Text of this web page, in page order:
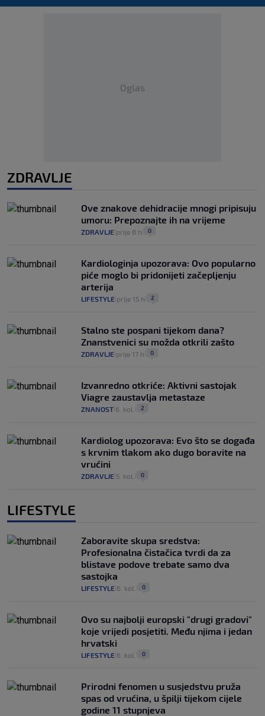
Oglas
ZDRAVLJE
Ove znakove dehidracije mnogi pripisuju
umoru: Prepoznajte ih na vrijeme
ZDRAVLJE prije 8 h 0
Kardiologinja upozorava: Ovo popularno
piće moglo bi pridonijeti začepljenju
arterija
LIFESTYLE prije 15 h 2
Stalno ste pospani tijekom dana?
Znanstvenici su možda otkrili zašto
ZDRAVLJE prije 17 h 0
Izvanredno otkriće: Aktivni sastojak
Viagre zaustavlja metastaze
ZNANOST 6. kol. 2
Kardiolog upozorava: Evo što se događa
s krvnim tlakom ako dugo boravite na
vrućini
ZDRAVLJE 5. kol. 0
LIFESTYLE
Zaboravite skupa sredstva:
Profesionalna čistačica tvrdi da za
blistave podove trebate samo dva
sastojka
LIFESTYLE 6. kol. 0
Ovo su najbolji europski "drugi gradovi"
koje vrijedi posjetiti. Među njima i jedan
hrvatski
LIFESTYLE 6. kol. 0
Prirodni fenomen u susjedstvu pruža
spas od vrućina, u špilji tijekom cijele
godine 11 stupnjeva